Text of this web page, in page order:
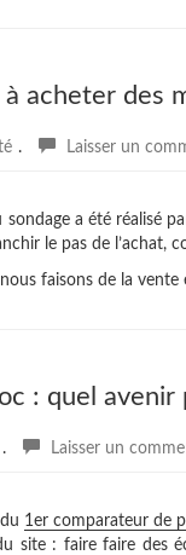
acheter des
. Laisser un
sondage a été réalisé
le pas de l’achat,
faisons de la
: quel avenir
. Laisser un
1er comparateur de
site : faire faire